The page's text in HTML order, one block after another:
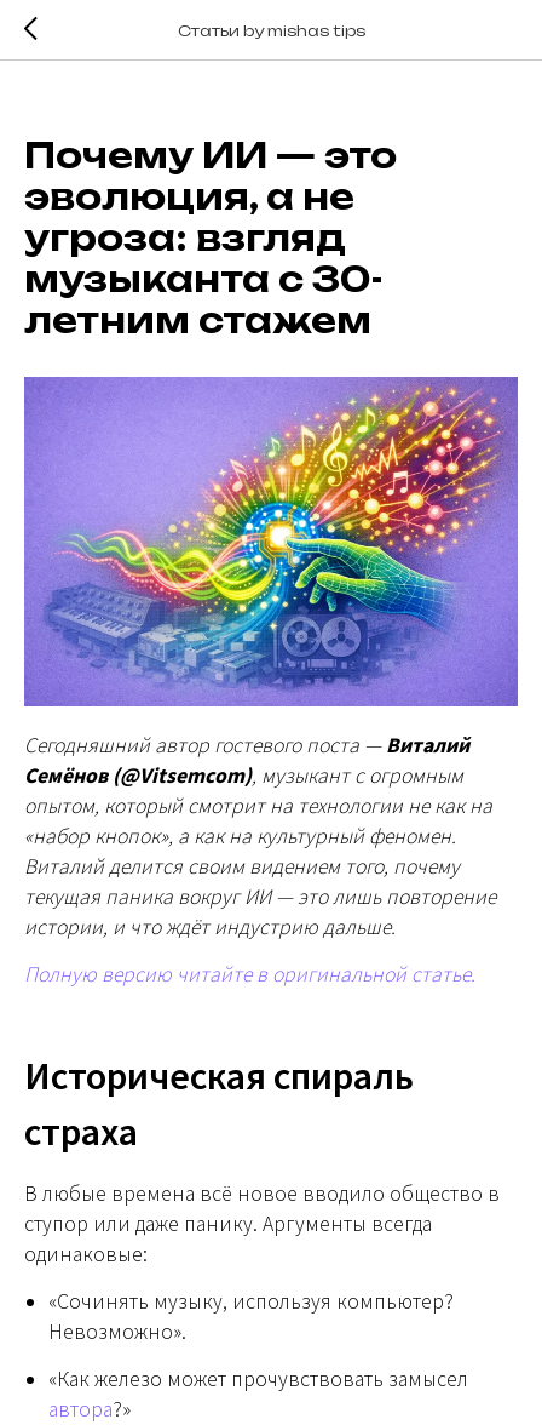
Статьи by mishas tips
Почему ИИ — это
эволюция, а не
угроза: взгляд
музыканта с 30-
летним стажем
Сегодняшний автор гостевого поста —Виталий
Семёнов (@Vitsemcom), музыкант с огромным
опытом, который смотрит на технологии не как на
«набор кнопок», а как на культурный феномен.
Виталий делится своим видением того, почему
текущая паника вокруг ИИ — это лишь повторение
истории, и что ждёт индустрию дальше.
Полную версию читайте в оригинальной статье.
Историческая спираль
страха
В любые времена всё новое вводило общество в
ступор или даже панику. Аргументы всегда
одинаковые:
«Сочинять музыку, используя компьютер?
Невозможно».
«Как железо может прочувствовать замысел
автора?»